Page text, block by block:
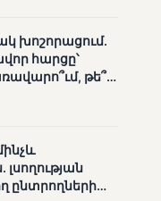
խոշորացում.
հարցը՝
թե՞
ընտրողների